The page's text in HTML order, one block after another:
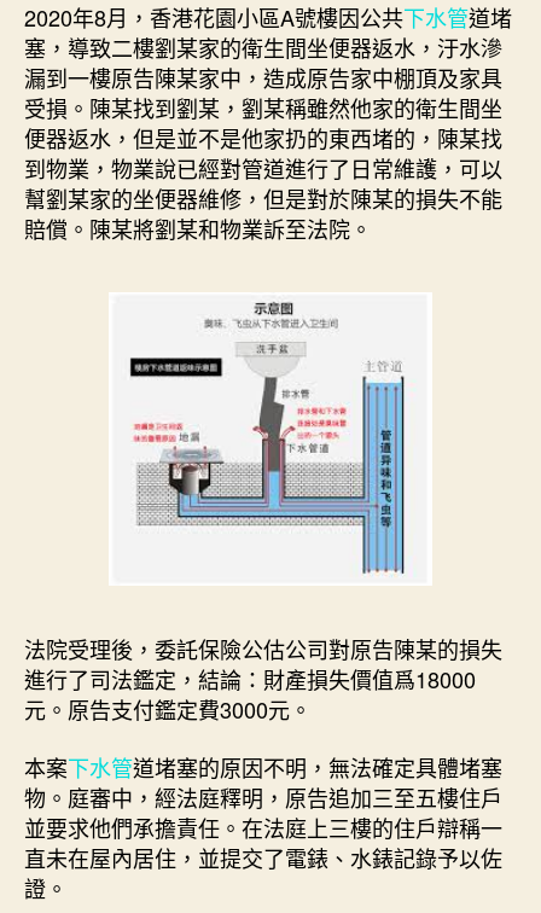
2020年8月，香港花園小區A號樓因公共下水管道堵
塞，導致二樓劉某家的衛生間坐便器返水，汙水滲
漏到一樓原告陳某家中，造成原告家中棚頂及家具
受損。陳某找到劉某，劉某稱雖然他家的衛生間坐
便器返水，但是並不是他家扔的東西堵的，陳某找
到物業，物業說已經對管道進行了日常維護，可以
幫劉某家的坐便器維修，但是對於陳某的損失不能
賠償。陳某將劉某和物業訴至法院。
法院受理後，委託保險公估公司對原告陳某的損失
進行了司法鑑定，結論：財產損失價值爲18000
元。原告支付鑑定費3000元。
本案下水管道堵塞的原因不明，無法確定具體堵塞
物。庭審中，經法庭釋明，原告追加三至五樓住戶
並要求他們承擔責任。在法庭上三樓的住戶辯稱一
直未在屋內居住，並提交了電錶、水錶記錄予以佐
證。